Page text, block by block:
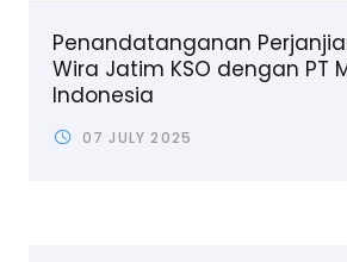
Penandatanganan
Wira Jatim KSO dengan PT
Indonesia
07 JULY 2025